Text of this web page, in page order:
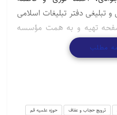
تبلیغی دفتر تبلیغات اسلامی
علمیه قم در ۱۵۲ صفحه تهیه و به همت مؤسسه
باید دیدگاه اسلام به طور
بیان شود تا زمینه پذیرش
منطقی حجاب برای جوانان
مطلب
ترویج حجاب و عفاف
حوزه علمیه قم